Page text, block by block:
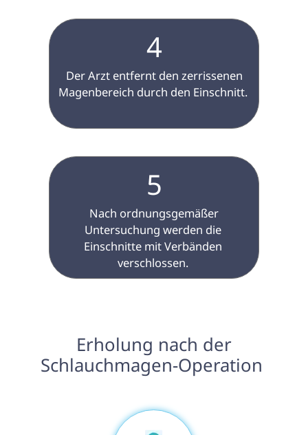
4
Magenbereich durch den Einschnitt.
5
Untersuchung werden die
Einschnitte mit Verbänden
verschlossen.
Schlauchmagen-Operation